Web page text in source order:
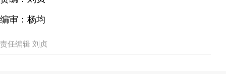
编审：杨均
责任编辑 刘贞